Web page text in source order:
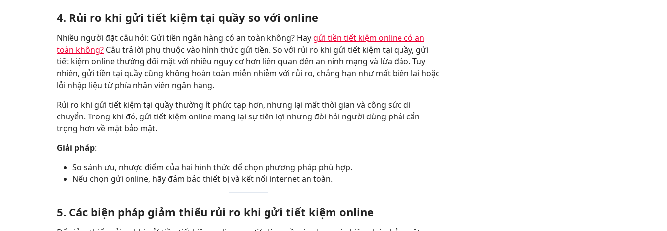
4. Rủi ro khi gửi tiết kiệm tại quầy so với online
Nhiều người đặt câu hỏi: Gửi tiền ngân hàng có an toàn không? Haygửi tiền tiết kiệm online có an
toàn không? Câu trả lời phụ thuộc vào hình thức gửi tiền. So với rủi ro khi gửi tiết kiệm tại quầy, gửi
tiết kiệm online thường đối mặt với nhiều nguy cơ hơn liên quan đến an ninh mạng và lừa đảo. Tuy
nhiên, gửi tiền tại quầy cũng không hoàn toàn miễn nhiễm với rủi ro, chẳng hạn như mất biên lai hoặc
lỗi nhập liệu từ phía nhân viên ngân hàng.
Rủi ro khi gửi tiết kiệm tại quầy thường ít phức tạp hơn, nhưng lại mất thời gian và công sức di
chuyển. Trong khi đó, gửi tiết kiệm online mang lại sự tiện lợi nhưng đòi hỏi người dùng phải cẩn
trọng hơn về mặt bảo mật.
Giải pháp:
So sánh ưu, nhược điểm của hai hình thức để chọn phương pháp phù hợp.
Nếu chọn gửi online, hãy đảm bảo thiết bị và kết nối internet an toàn.
5. Các biện pháp giảm thiểu rủi ro khi gửi tiết kiệm online